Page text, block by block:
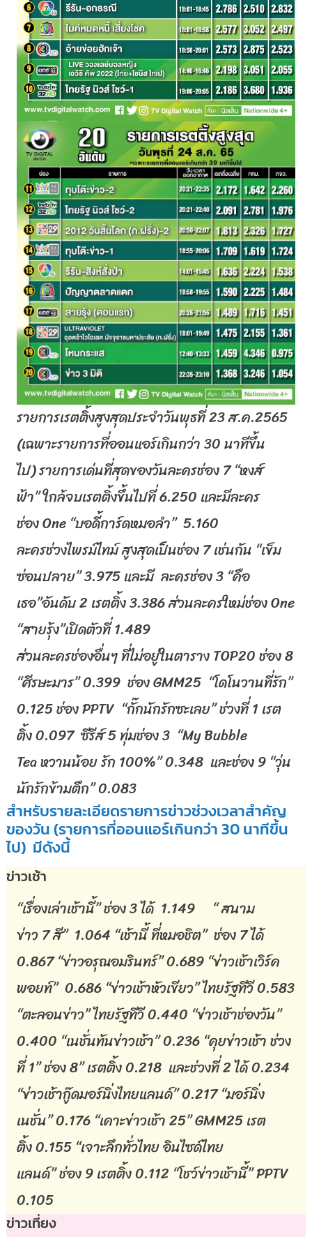
รายการเรตติ้งสูงสุดประจำวันพุธที่23ส.ค.2565
(เฉพาะรายการที่ออนแอร์เกินกว่า30นาทีขึ้น
ไป)รายการเด่นที่สุดของวันละครช่อง7 “หงส์
ฟ้า”ใกล้จบเรตติ้งขึ้นไปที่6.250และมีละคร
ช่องOne “บอดี้การ์ดหมอลำ” 5.160
ละครช่วงไพรม์ไทม์สูงสุดเป็นช่อง7เช่นกัน “เข็ม
ซ่อนปลาย” 3.975และมี ละครช่อง3 “คือ
เธอ”อันดับ2เรตติ้ง3.386ส่วนละครใหม่ช่องOne
“สายรุ้ง”เปิดตัวที่1.489
ส่วนละครช่องอื่นๆที่ไม่อยู่ในตารางTOP20ช่อง8
“ศีรษะมาร” 0.399 ช่องGMM25 “โดโนวานที่รัก”
0.125ช่องPPTV “กั๊กนักรักซะเลย”ช่วงที่1เรต
ติ้ง0.097 ซีรีส์5ทุ่มช่อง3 “My Bubble
Teaหวานน้อยรัก 100%” 0.348 และช่อง9 “วุ่น
นักรักข้ามตึก” 0.083
สำหรับรายละเอียดรายการข่าวช่วงเวลาสำคัญ
ของวัน(รายการที่ออนแอร์เกินกว่า30นาทีขึ้น
ไป) มีดังนี้
ข่าวเช้า
“เรื่องเล่าเช้านี้”ช่อง3ได้1.149 “สนาม
ข่าว7สี” 1.064 “เช้านี้ที่หมอชิต” ช่อง7ได้
0.867 “ข่าวอรุณอมรินทร์” 0.689 “ข่าวเช้าเวิร์ค
พอยท์” 0.686 “ข่าวเช้าหัวเขียว”ไทยรัฐทีวี0.583
“ตะลอนข่าว”ไทยรัฐทีวี0.440 “ข่าวเช้าช่องวัน”
0.400 “เนชั่นทันข่าวเช้า” 0.236 “คุยข่าวเช้าช่วง
ที่1”ช่อง8”เรตติ้ง0.218 และช่วงที่2ได้0.234
“ข่าวเช้ากู๊ดมอร์นิ่งไทยแลนด์” 0.217 “มอร์นิ่ง
เนชั่น” 0.176 “เคาะข่าวเช้า25” GMM25เรต
ติ้ง0.155 “เจาะลึกทั่วไทยอินไซด์ไทย
แลนด์”ช่อง9เรตติ้ง0.112 “โชว์ข่าวเช้านี้” PPTV
0.105
ข่าวเที่ยง